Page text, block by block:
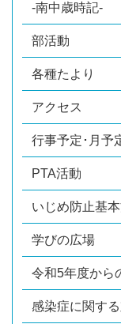
-南中歳時記-
部活動
各種たより
アクセス
行事予定･月予
PTA活動
いじめ防止基
学びの広場
令和5年度から
感染症に関す